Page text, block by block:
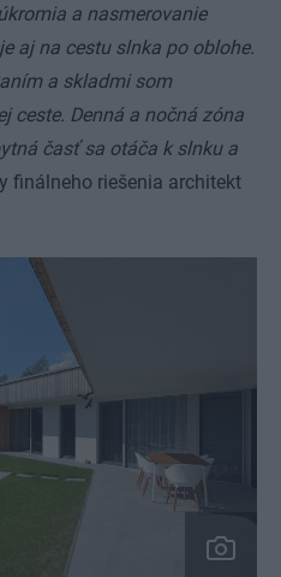
a nasmerovanie
aj na cestu slnka po oblohe.
a skladmi som
ceste. Denná a nočná zóna
časť sa otáča k slnku a
finálneho riešenia architekt